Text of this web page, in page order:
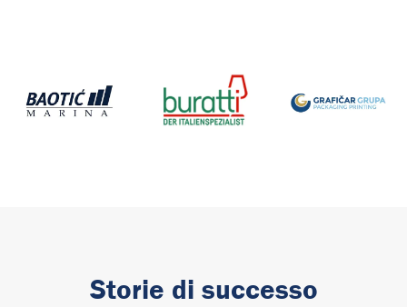
Storie di successo